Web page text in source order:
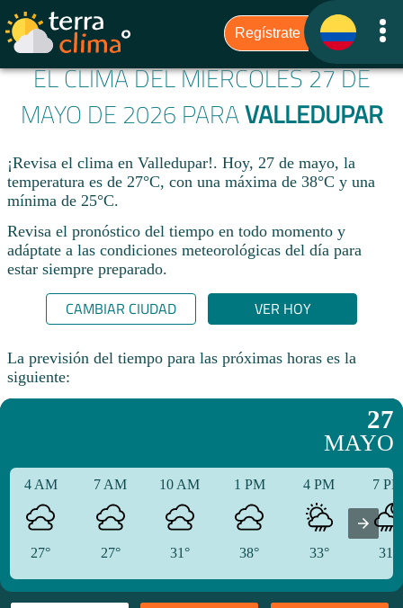
EL CLIMA DEL MIÉRCOLES 27 DE
MAYO DE 2026 PARAVALLEDUPAR
¡Revisa el clima en Valledupar!. Hoy, 27 de mayo, la
temperatura es de 27°C, con una máxima de 38°C y una
mínima de 25°C.​
Revisa el pronóstico del tiempo en todo momento y
adáptate a las condiciones meteorológicas del día para
estar siempre preparado.​
CAMBIAR CIUDAD VER HOY
La previsión del tiempo para las próximas horas es la
siguiente:
27
MAYO
4 AM
27°
7 AM
27°
10 AM
31°
1 PM
38°
4 PM
33°
7
31°